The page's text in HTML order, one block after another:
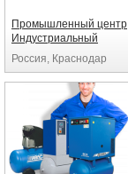
Промышленный центр
Индустриальный
Россия, Краснодар